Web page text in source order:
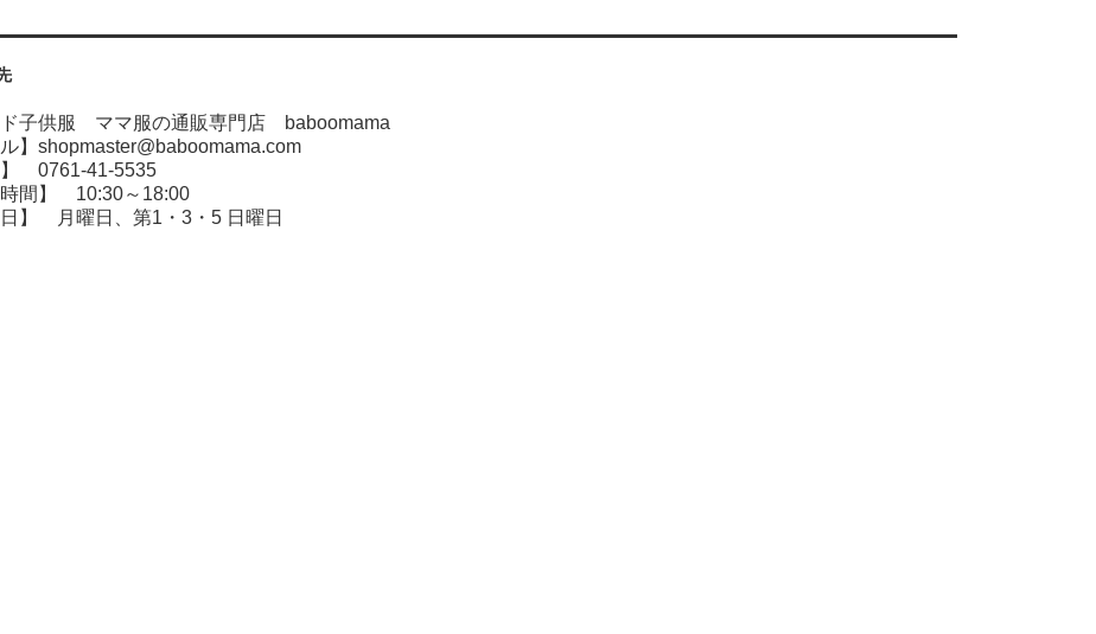
ド子供服 ママ服の通販専門店 baboomama
ル】shopmaster@baboomama.com
】 0761-41-5535
時間】 10:30～18:00
日】 月曜日、第1・3・5 日曜日